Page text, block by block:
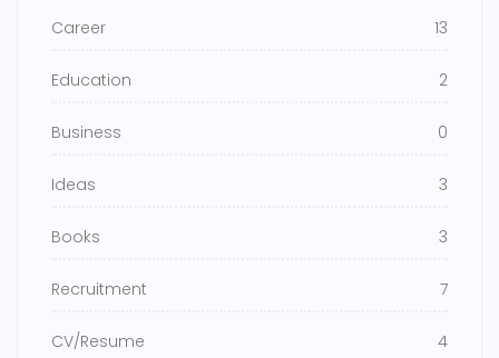
Career 13
Education 2
Business 0
Ideas 3
Books 3
Recruitment 7
CV/Resume 4